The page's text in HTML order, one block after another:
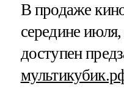
В продаже
середине
доступен